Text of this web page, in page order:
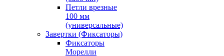
Петли врезные
100 мм
(универсальные)
Завертки (Фиксаторы)
Фиксаторы
Морелли